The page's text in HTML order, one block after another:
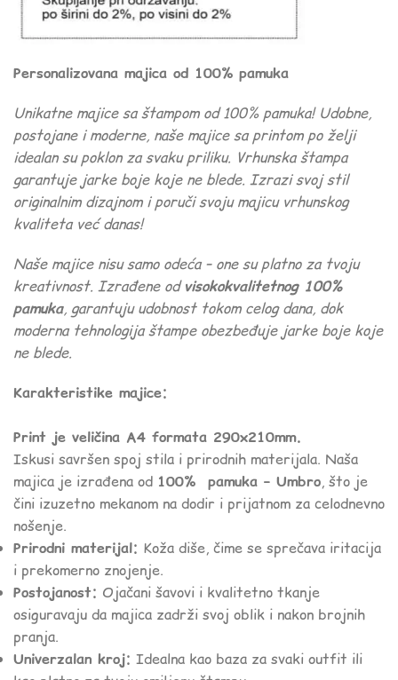
Personalizovana majica od 100% pamuka
Unikatne majice sa štampom od 100% pamuka! Udobne,
postojane i moderne, naše majice sa printom po želji
idealan su poklon za svaku priliku. Vrhunska štampa
garantuje jarke boje koje ne blede. Izrazi svoj stil
originalnim dizajnom i poruči svoju majicu vrhunskog
kvaliteta već danas!
Naše majice nisu samo odeća – one su platno za tvoju
kreativnost. Izrađene odvisokokvalitetnog 100%
pamuka, garantuju udobnost tokom celog dana, dok
moderna tehnologija štampe obezbeđuje jarke boje koje
ne blede.
Karakteristike majice:
Print je veličina A4 formata 290x210mm.
Iskusi savršen spoj stila i prirodnih materijala. Naša
majica je izrađena od 100% pamuka – Umbro, što je
čini izuzetno mekanom na dodir i prijatnom za celodnevno
nošenje.
Prirodni materijal: Koža diše, čime se sprečava iritacija
i prekomerno znojenje.
Postojanost: Ojačani šavovi i kvalitetno tkanje
osiguravaju da majica zadrži svoj oblik i nakon brojnih
pranja.
Univerzalan kroj: Idealna kao baza za svaki outfit ili